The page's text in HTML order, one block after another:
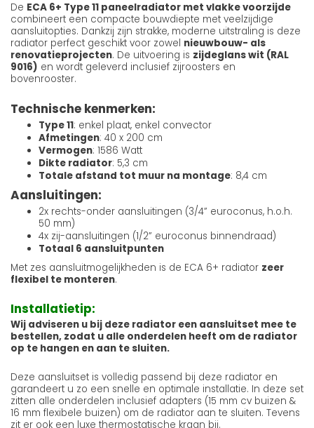
De ECA 6+ Type 11 paneelradiator met vlakke voorzijde
combineert een compacte bouwdiepte met veelzijdige
aansluitopties. Dankzij zijn strakke, moderne uitstraling is deze
radiator perfect geschikt voor zowel nieuwbouw- als
renovatieprojecten. De uitvoering is zijdeglans wit (RAL
9016) en wordt geleverd inclusief zijroosters en
bovenrooster.
Technische kenmerken:
Type 11: enkel plaat, enkel convector
Afmetingen: 40 x 200 cm
Vermogen: 1586 Watt
Dikte radiator: 5,3 cm
Totale afstand tot muur na montage: 8,4 cm
Aansluitingen:
2x rechts-onder aansluitingen (3/4” euroconus, h.o.h.
50 mm)
4x zij-aansluitingen (1/2” euroconus binnendraad)
Totaal 6 aansluitpunten
Met zes aansluitmogelijkheden is de ECA 6+ radiator zeer
flexibel te monteren.
Installatietip:
Wij adviseren u bij deze radiator een aansluitset mee te
bestellen, zodat u alle onderdelen heeft om de radiator
op te hangen en aan te sluiten.
Deze aansluitset is volledig passend bij deze radiator en
garandeert u zo een snelle en optimale installatie. In deze set
zitten alle onderdelen inclusief adapters (15 mm cv buizen &
16 mm flexibele buizen) om de radiator aan te sluiten. Tevens
zit er ook een luxe thermostatische kraan bij.